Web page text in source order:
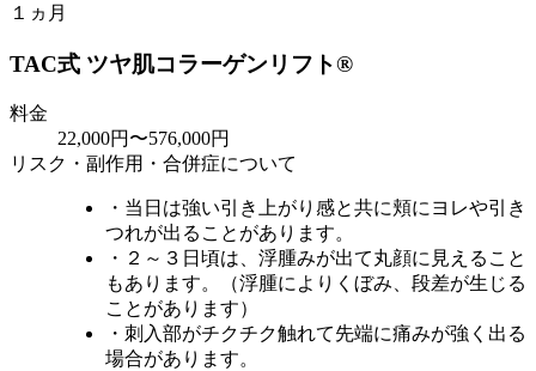
１ヵ月
TAC式 ツヤ肌コラーゲンリフト®
料金
22,000円〜576,000円
リスク・副作用・合併症について
・当日は強い引き上がり感と共に頬にヨレや引き
つれが出ることがあります。
・２～３日頃は、浮腫みが出て丸顔に見えること
もあります。（浮腫によりくぼみ、段差が生じる
ことがあります）
・刺入部がチクチク触れて先端に痛みが強く出る
場合があります。